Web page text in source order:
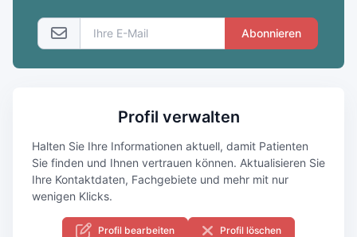
Abonnieren
Profil verwalten
Halten Sie Ihre Informationen aktuell, damit Patienten
Sie finden und Ihnen vertrauen können. Aktualisieren Sie
Ihre Kontaktdaten, Fachgebiete und mehr mit nur
wenigen Klicks.
Profil bearbeiten Profil löschen